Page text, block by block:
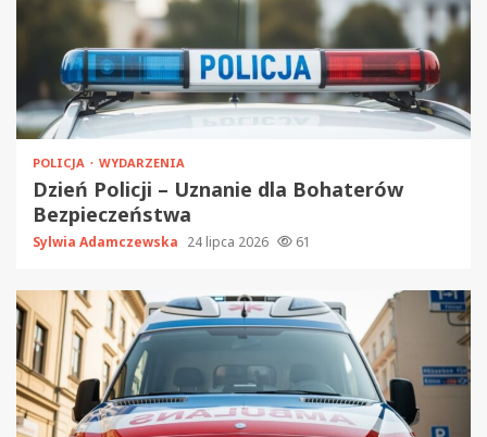
POLICJA WYDARZENIA
Dzień Policji – Uznanie dla Bohaterów
Bezpieczeństwa
Sylwia Adamczewska 24 lipca 2026 61